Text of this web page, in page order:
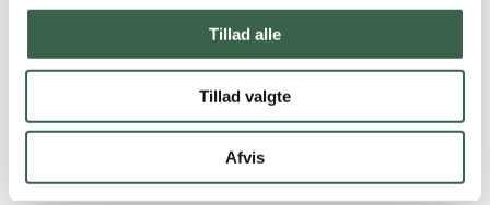
Tillad alle
Tillad valgte
Afvis
Underlaget gør, at tallerkenen bliver, hvor den skal.
Litteratur og links